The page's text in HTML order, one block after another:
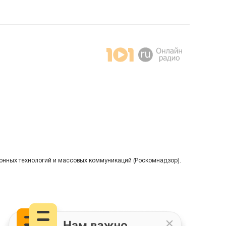
технологий и массовых коммуникаций (Роскомнадзор).